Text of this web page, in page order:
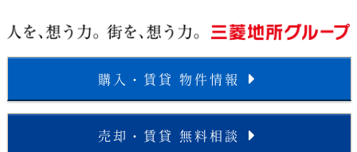
購入・賃貸 物件情報
売却・賃貸 無料相談